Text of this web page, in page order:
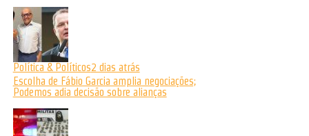
Política & Políticos2 dias atrás
Escolha de Fábio Garcia amplia negociações;
Podemos adia decisão sobre alianças